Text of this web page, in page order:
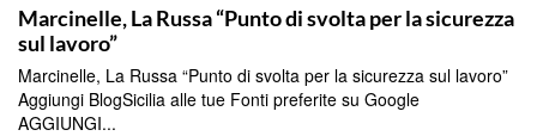
Marcinelle, La Russa “Punto di svolta per la sicurezza
sul lavoro”
Marcinelle, La Russa “Punto di svolta per la sicurezza sul lavoro”
Aggiungi BlogSicilia alle tue Fonti preferite su Google
AGGIUNGI...